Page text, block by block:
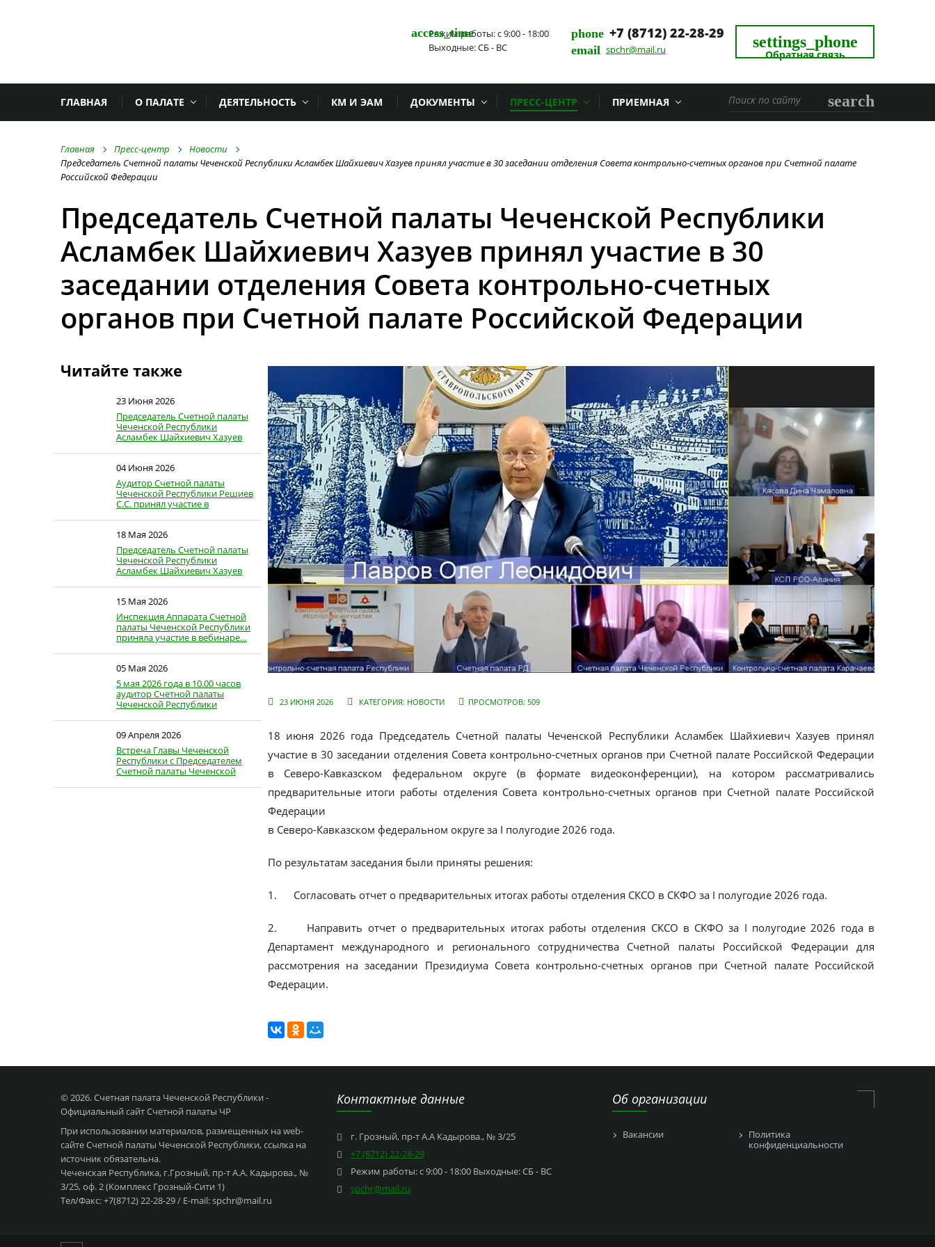
settings_phone
Обратная связь
access_time
Режим работы: с 9:00 - 18:00
Выходные: СБ - ВС
phone +7 (8712) 22-28-29
email spchr@mail.ru
ГЛАВНАЯ О ПАЛАТЕ ДЕЯТЕЛЬНОСТЬ КМ И ЭАМ ДОКУМЕНТЫ ПРЕСС-ЦЕНТР ПРИЕМНАЯ search
Главная Пресс-центр
Новости
Председатель Счетной палаты Чеченской Республики Асламбек Шайхиевич Хазуев принял участие в 30 заседании отделения Совета контрольно-счетных органов при Счетной палате
Российской Федерации
Председатель Счетной палаты Чеченской Республики
Асламбек Шайхиевич Хазуев принял участие в 30
заседании отделения Совета контрольно-счетных
органов при Счетной палате Российской Федерации
23 ИЮНЯ 2026 КАТЕГОРИЯ: НОВОСТИ ПРОСМОТРОВ: 509
18 июня 2026 года Председатель Счетной палаты Чеченской Республики Асламбек Шайхиевич Хазуев принял
участие в 30 заседании отделения Совета контрольно-счетных органов при Счетной палате Российской Федерации
в Северо-Кавказском федеральном округе (в формате видеоконференции), на котором рассматривались
предварительные итоги работы отделения Совета контрольно-счетных органов при Счетной палате Российской
Федерации
в Северо-Кавказском федеральном округе за I полугодие 2026 года.
По результатам заседания были приняты решения:
1. Согласовать отчет о предварительных итогах работы отделения СКСО в СКФО за I полугодие 2026 года.
2. Направить отчет о предварительных итогах работы отделения СКСО в СКФО за I полугодие 2026 года в
Департамент международного и регионального сотрудничества Счетной палаты Российской Федерации для
рассмотрения на заседании Президиума Совета контрольно-счетных органов при Счетной палате Российской
Федерации.
Читайте также
23 Июня 2026
Председатель Счетной палаты
Чеченской Республики
Асламбек Шайхиевич Хазуев
04 Июня 2026
Аудитор Счетной палаты
Чеченской Республики Решиев
С.С. принял участие в
18 Мая 2026
Председатель Счетной палаты
Чеченской Республики
Асламбек Шайхиевич Хазуев
15 Мая 2026
Инспекция Аппарата Счетной
палаты Чеченской Республики
приняла участие в вебинаре…
05 Мая 2026
5 мая 2026 года в 10.00 часов
аудитор Счетной палаты
Чеченской Республики
09 Апреля 2026
Встреча Главы Чеченской
Республики с Председателем
Счетной палаты Чеченской
© 2026. Счетная палата Чеченской Республики -
Официальный сайт Счетной палаты ЧР
При использовании материалов, размещенных на web-
сайте Счетной палаты Чеченской Республики, ссылка на
источник обязательна.
Чеченская Республика, г.Грозный, пр-т А.А. Кадырова., №
3/25, оф. 2 (Комплекс Грозный-Сити 1)
Тел/Факс: +7(8712) 22-28-29 / E-mail: spchr@mail.ru
Контактные данные
г. Грозный, пр-т А.А Кадырова., № 3/25
+7 (8712) 22-28-29
Режим работы: с 9:00 - 18:00 Выходные: СБ - ВС
spchr@mail.ru
Об организации
Вакансии
Политика
конфиденциальности